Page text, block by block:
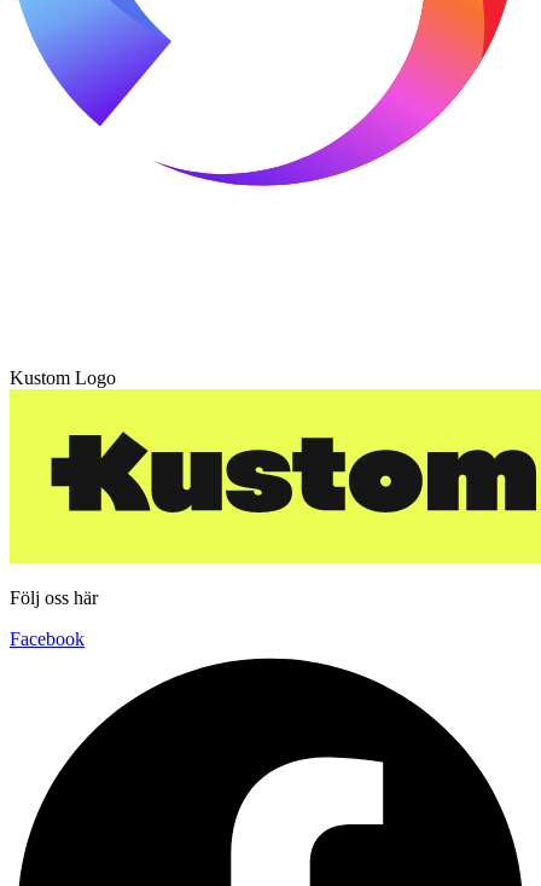
Kustom Logo
Följ oss här
Facebook